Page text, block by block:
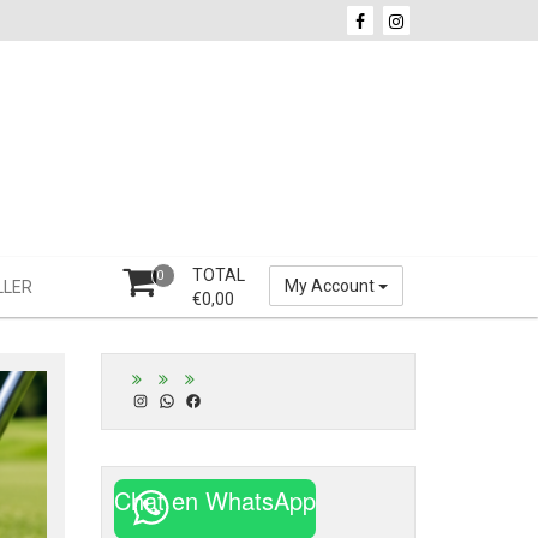
My Account
0
TOTAL
€0,00
Instagram
WhatsApp
Facebook
Chat en WhatsApp